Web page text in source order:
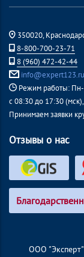
350020,
8-800-700-23-71
8 (960) 472-42-44
info@expert123.ru
Режим работы:
с 08:30 до 17:30
Принимаем заявки
Отзывы о нас
ООО